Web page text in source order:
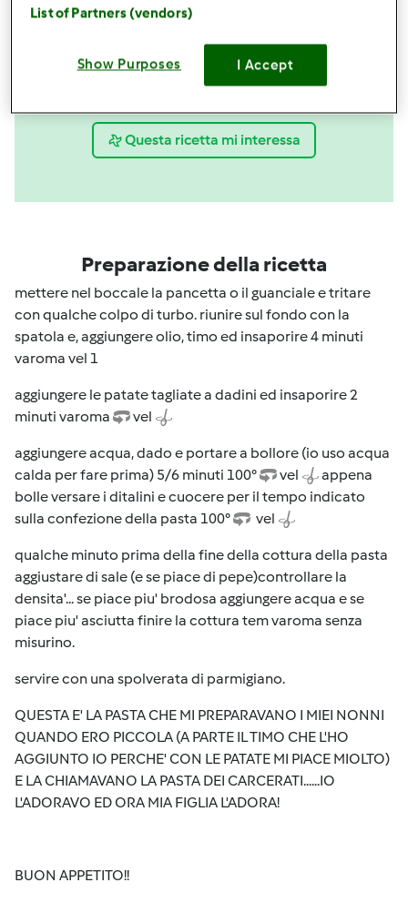
Questa ricetta mi interessa
Preparazione della ricetta
mettere nel boccale la pancetta o il guanciale e tritare
con qualche colpo di turbo. riunire sul fondo con la
spatola e, aggiungere olio, timo ed insaporire 4 minuti
varoma vel 1
aggiungere le patate tagliate a dadini ed insaporire 2
minuti varoma
vel
aggiungere acqua, dado e portare a bollore (io uso acqua
calda per fare prima) 5/6 minuti 100°
vel
appena
bolle versare i ditalini e cuocere per il tempo indicato
sulla confezione della pasta 100°
vel
qualche minuto prima della fine della cottura della pasta
aggiustare di sale (e se piace di pepe)controllare la
densita'... se piace piu' brodosa aggiungere acqua e se
piace piu' asciutta finire la cottura tem varoma senza
misurino.
servire con una spolverata di parmigiano.
QUESTA E' LA PASTA CHE MI PREPARAVANO I MIEI NONNI
QUANDO ERO PICCOLA (A PARTE IL TIMO CHE L'HO
AGGIUNTO IO PERCHE' CON LE PATATE MI PIACE MIOLTO)
E LA CHIAMAVANO LA PASTA DEI CARCERATI......IO
L'ADORAVO ED ORA MIA FIGLIA L'ADORA!
BUON APPETITO!!
List of Partners (vendors)
Show Purposes I Accept